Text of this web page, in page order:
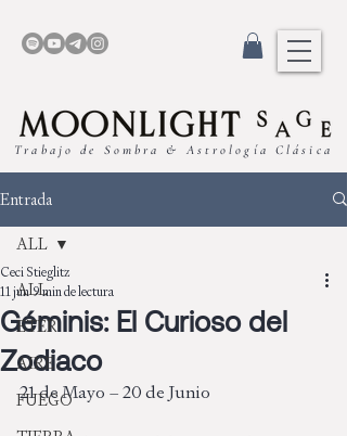
Trabajo de Sombra & Astrología Clásica
Entrada
ALL
ETER
AIRE
FUEGO
ALL
Géminis: El Curioso del
Zodiaco
Ceci Stieglitz
11 jun9 min de lectura
21 de Mayo – 20 de Junio